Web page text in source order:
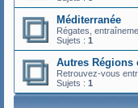
Méditerranée
Régates,
Sujets : 1
Autres Régions
Retrouvez-vous
Sujets : 1